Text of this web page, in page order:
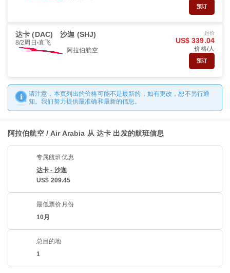
预订
达卡 (DAC) 沙迦 (SHJ)
8/2周日 直飞
阿拉伯航空
起价
US$ 339.04
价格/人
预订
请注意，本页列出的价格可能不是最新的，如有更改，恕不另行通
知。我们努力提供最准确和最新的信息。
阿拉伯航空 / Air Arabia 从 达卡 出发的航班信息
专属航班优惠
达卡 - 沙迦
US$ 209.45
最低票价月份
10月
总目的地
1